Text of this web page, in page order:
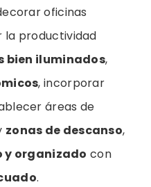
oficinas
productividad
bien iluminados,
, incorporar
áreas de
zonas de descanso,
y organizado con
.